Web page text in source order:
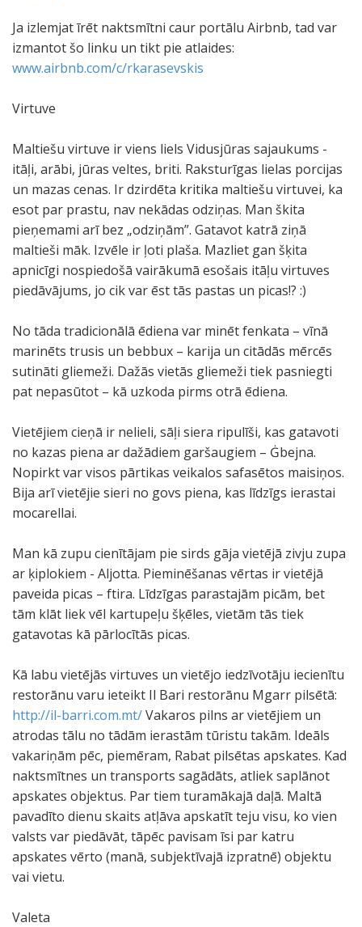
Ja izlemjat īrēt naktsmītni caur portālu Airbnb, tad var
izmantot šo linku un tikt pie atlaides:
www.airbnb.com/c/rkarasevskis
Virtuve
Maltiešu virtuve ir viens liels Vidusjūras sajaukums -
itāļi, arābi, jūras veltes, briti. Raksturīgas lielas porcijas
un mazas cenas. Ir dzirdēta kritika maltiešu virtuvei, ka
esot par prastu, nav nekādas odziņas. Man škita
pieņemami arī bez „odziņām”. Gatavot katrā ziņā
maltieši māk. Izvēle ir ļoti plaša. Mazliet gan šķita
apnicīgi nospiedošā vairākumā esošais itāļu virtuves
piedāvājums, jo cik var ēst tās pastas un picas!? :)
No tāda tradicionālā ēdiena var minēt fenkata – vīnā
marinēts trusis un bebbux – karija un citādās mērcēs
sutināti gliemeži. Dažās vietās gliemeži tiek pasniegti
pat nepasūtot – kā uzkoda pirms otrā ēdiena.
Vietējiem cieņā ir nelieli, sāļi siera ripulīši, kas gatavoti
no kazas piena ar dažādiem garšaugiem – Ġbejna.
Nopirkt var visos pārtikas veikalos safasētos maisiņos.
Bija arī vietējie sieri no govs piena, kas līdzīgs ierastai
mocarellai.
Man kā zupu cienītājam pie sirds gāja vietējā zivju zupa
ar ķiplokiem - Aljotta. Pieminēšanas vērtas ir vietējā
paveida picas – ftira. Līdzīgas parastajām picām, bet
tām klāt liek vēl kartupeļu šķēles, vietām tās tiek
gatavotas kā pārlocītās picas.
Kā labu vietējās virtuves un vietējo iedzīvotāju iecienītu
restorānu varu ieteikt Il Bari restorānu Mgarr pilsētā:
http://il-barri.com.mt/Vakaros pilns ar vietējiem un
atrodas tālu no tādām ierastām tūristu takām. Ideāls
vakariņām pēc, piemēram, Rabat pilsētas apskates. Kad
naktsmītnes un transports sagādāts, atliek saplānot
apskates objektus. Par tiem turamākajā daļā. Maltā
pavadīto dienu skaits atļāva apskatīt teju visu, ko vien
valsts var piedāvāt, tāpēc pavisam īsi par katru
apskates vērto (manā, subjektīvajā izpratnē) objektu
vai vietu.
Valeta